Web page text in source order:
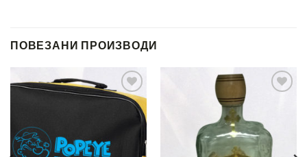
ПОВЕЗАНИ ПРОИЗВОДИ
Dodajte